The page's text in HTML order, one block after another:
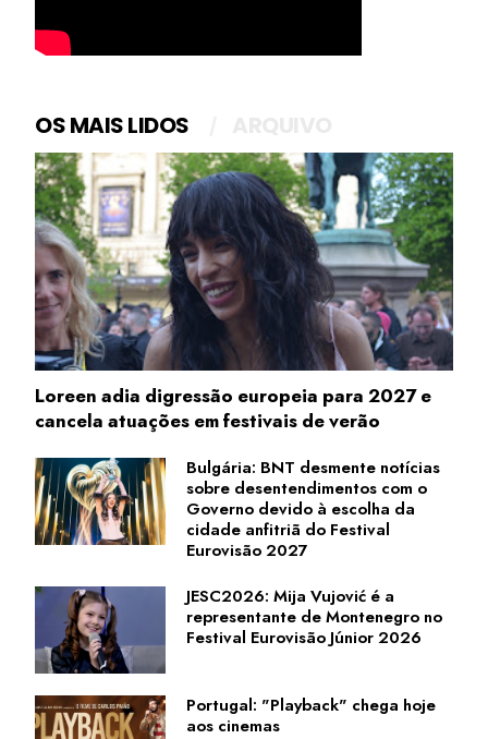
OS MAIS LIDOS
Loreen adia digressão europeia para 2027 e
cancela atuações em festivais de verão
Bulgária: BNT desmente notícias
sobre desentendimentos com o
Governo devido à escolha da
cidade anfitriã do Festival
Eurovisão 2027
JESC2026: Mija Vujović é a
representante de Montenegro no
Festival Eurovisão Júnior 2026
Portugal: "Playback" chega hoje
aos cinemas